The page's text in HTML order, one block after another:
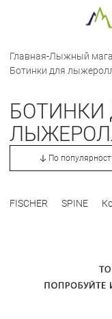
Главная-Лыжный
Ботинки для
БОТИНКИ
По
FISCHER SPINE